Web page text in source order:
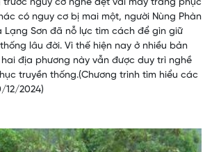
trước nguy cơ nghề dệt vải may trang phục
có nguy cơ bị mai một, người Nùng Phàn
Lạng Sơn đã nỗ lực tìm cách để gìn giữ
lâu đời. Vì thế hiện nay ở nhiều bản
địa phương này vẫn được duy trì nghề
truyền thống.(Chương trình tìm hiểu các
12/2024)